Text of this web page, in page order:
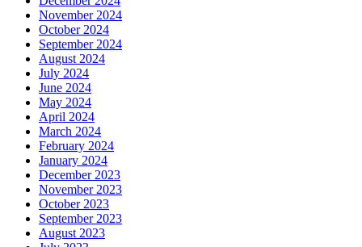
November 2024
October 2024
September 2024
August 2024
July 2024
June 2024
May 2024
April 2024
March 2024
February 2024
January 2024
December 2023
November 2023
October 2023
September 2023
August 2023